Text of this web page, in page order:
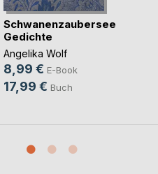
Schwanenzauberseele
Gedichte
Angelika Wolf
8,99 € E-Book
17,99 € Buch